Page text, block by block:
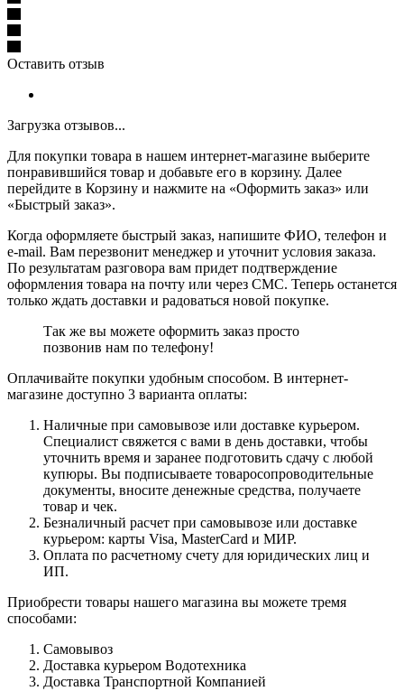
Оставить отзыв
Загрузка отзывов...
Для покупки товара в нашем интернет-магазине выберите
понравившийся товар и добавьте его в корзину. Далее
перейдите в Корзину и нажмите на «Оформить заказ» или
«Быстрый заказ».
Когда оформляете быстрый заказ, напишите ФИО, телефон и
e-mail. Вам перезвонит менеджер и уточнит условия заказа.
По результатам разговора вам придет подтверждение
оформления товара на почту или через СМС. Теперь останется
только ждать доставки и радоваться новой покупке.
Так же вы можете оформить заказ просто
позвонив нам по телефону!
Оплачивайте покупки удобным способом. В интернет-
магазине доступно 3 варианта оплаты:
Наличные при самовывозе или доставке курьером.
Специалист свяжется с вами в день доставки, чтобы
уточнить время и заранее подготовить сдачу с любой
купюры. Вы подписываете товаросопроводительные
документы, вносите денежные средства, получаете
товар и чек.
Безналичный расчет при самовывозе или доставке
курьером: карты Visa, MasterCard и МИР.
Оплата по расчетному счету для юридических лиц и
ИП.
Приобрести товары нашего магазина вы можете тремя
способами:
Самовывоз
Доставка курьером Водотехника
Доставка Транспортной Компанией